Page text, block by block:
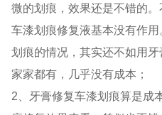
微的划痕，效果还是不错的
车漆划痕修复液基本没有作
划痕的情况，其实还不如用
家家都有，几乎没有成本；
2、牙膏修复车漆划痕算是成